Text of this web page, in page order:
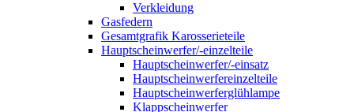
Verkleidung
Gasfedern
Gesamtgrafik Karosserieteile
Hauptscheinwerfer/-einzelteile
Hauptscheinwerfer/-einsatz
Hauptscheinwerfereinzelteile
Hauptscheinwerferglühlampe
Klappscheinwerfer